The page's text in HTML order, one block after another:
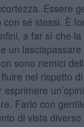
Essere
sé stessi. È
a far sì che
un
sono nemici
nel rispetto
Farlo con
di vista